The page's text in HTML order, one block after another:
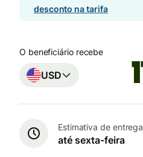
desconto na tarifa
O beneficiário recebe
USD
Estimativa de entrega
até sexta-feira